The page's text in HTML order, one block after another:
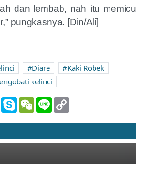
dan lembab, nah itu memicu
pungkasnya. [Din/Ali]
Diare
Kaki Robek
kelinci
WhatsApp
SkypeWeChatLine
Berkualitas Buatan
Harganya Ramah di